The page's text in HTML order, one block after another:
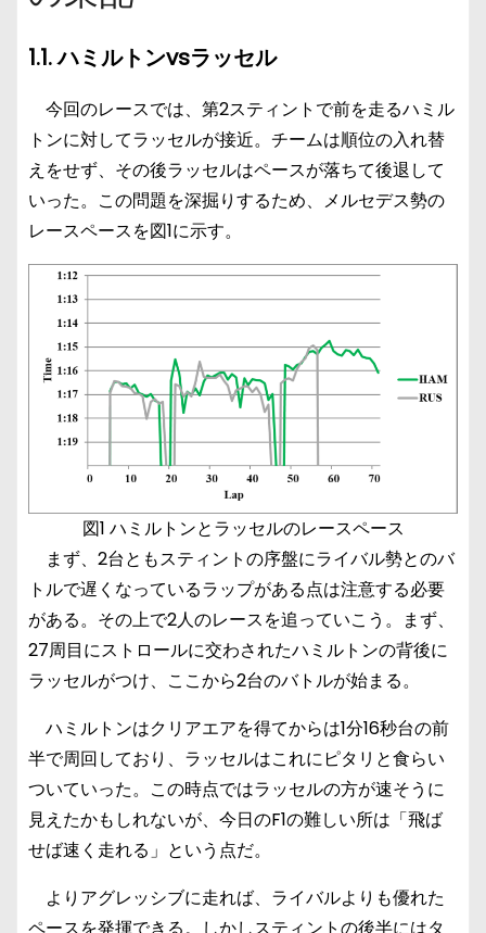
1.1. ハミルトンvsラッセル
今回のレースでは、第2スティントで前を走るハミル
トンに対してラッセルが接近。チームは順位の入れ替
えをせず、その後ラッセルはペースが落ちて後退して
いった。この問題を深掘りするため、メルセデス勢の
レースペースを図1に示す。
図1 ハミルトンとラッセルのレースペース
まず、2台ともスティントの序盤にライバル勢とのバ
トルで遅くなっているラップがある点は注意する必要
がある。その上で2人のレースを追っていこう。まず、
27周目にストロールに交わされたハミルトンの背後に
ラッセルがつけ、ここから2台のバトルが始まる。
ハミルトンはクリアエアを得てからは1分16秒台の前
半で周回しており、ラッセルはこれにピタリと食らい
ついていった。この時点ではラッセルの方が速そうに
見えたかもしれないが、今日のF1の難しい所は「飛ば
せば速く走れる」という点だ。
よりアグレッシブに走れば、ライバルよりも優れた